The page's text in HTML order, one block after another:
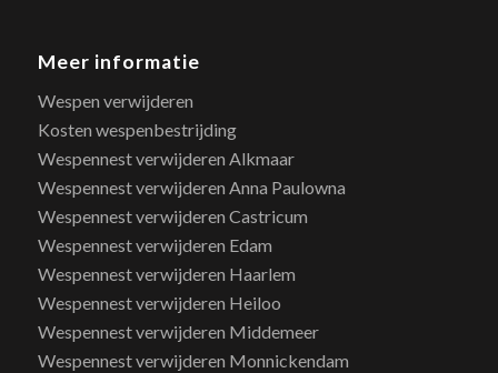
Meer informatie
Wespen verwijderen
Kosten wespenbestrijding
Wespennest verwijderen Alkmaar
Wespennest verwijderen Anna Paulowna
Wespennest verwijderen Castricum
Wespennest verwijderen Edam
Wespennest verwijderen Haarlem
Wespennest verwijderen Heiloo
Wespennest verwijderen Middemeer
Wespennest verwijderen Monnickendam